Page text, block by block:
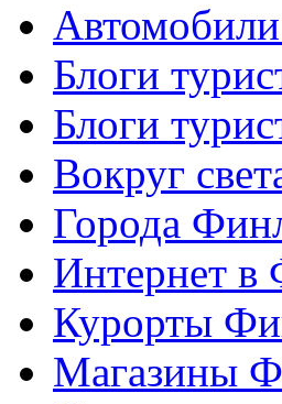
Блоги
Блоги
Вокруг
Города
Интернет в
Курорты
Магазины